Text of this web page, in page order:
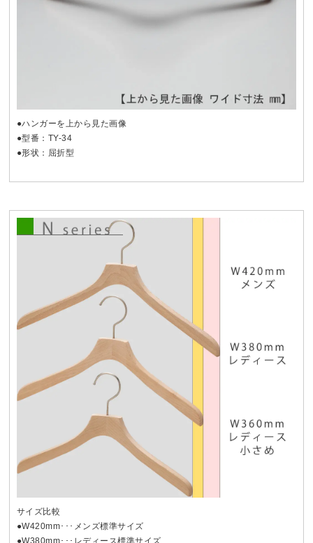
●ハンガーを上から見た画像
●型番：TY-34
●形状：屈折型
サイズ比較
●W420mm･･･メンズ標準サイズ
●W380mm･･･レディース標準サイズ